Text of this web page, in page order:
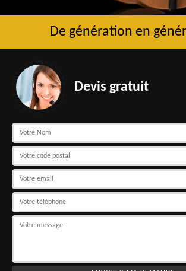
De génération en
Devis gratuit